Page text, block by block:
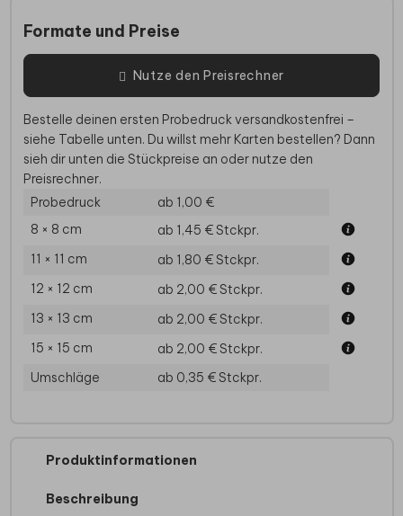
Formate und Preise
Nutze den Preisrechner
Bestelle deinen ersten Probedruck versandkostenfrei –
siehe Tabelle unten. Du willst mehr Karten bestellen? Dann
sieh dir unten die Stückpreise an oder nutze den
Preisrechner.
Probedruck
ab 1,00 €
8 × 8 cm
ab 1,45 €Stckpr.
11 × 11 cm
ab 1,80 €Stckpr.
12 × 12 cm
ab 2,00 €Stckpr.
13 × 13 cm
ab 2,00 €Stckpr.
15 × 15 cm
ab 2,00 €Stckpr.
Umschläge
ab 0,35 €Stckpr.
Produktinformationen
Beschreibung